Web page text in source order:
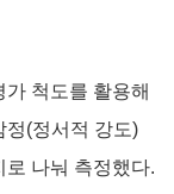
척도를 활용해
(정서적 강도)
나눠 측정했다.